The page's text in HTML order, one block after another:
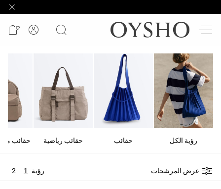
حديثًا
shorts
الأكثر
مبيعًا
المشاهدة
حسب
المنتج
المشاهدة
حسب
رؤية الكل حقائب حقائب رياضية
عرض المرشحات رؤية 1
2